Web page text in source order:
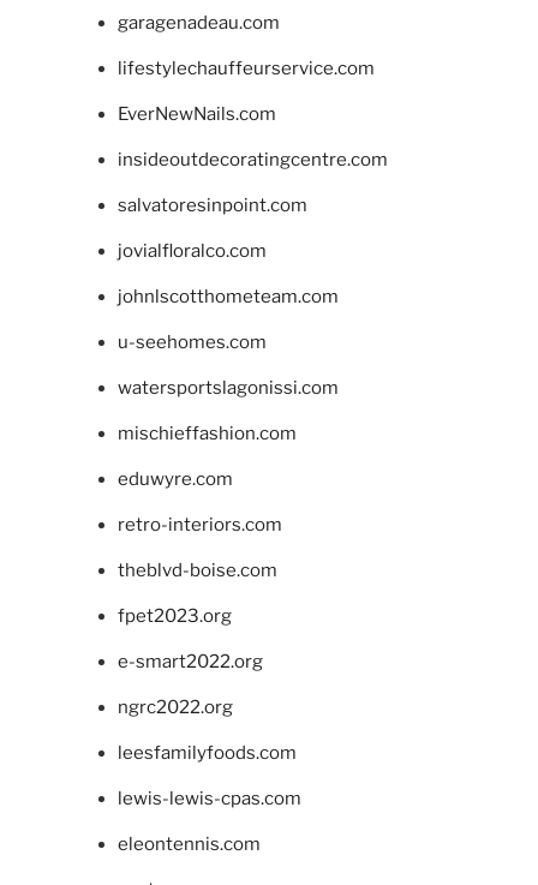
garagenadeau.com
lifestylechauffeurservice.com
EverNewNails.com
insideoutdecoratingcentre.com
salvatoresinpoint.com
jovialfloralco.com
johnlscotthometeam.com
u-seehomes.com
watersportslagonissi.com
mischieffashion.com
eduwyre.com
retro-interiors.com
theblvd-boise.com
fpet2023.org
e-smart2022.org
ngrc2022.org
leesfamilyfoods.com
lewis-lewis-cpas.com
eleontennis.com